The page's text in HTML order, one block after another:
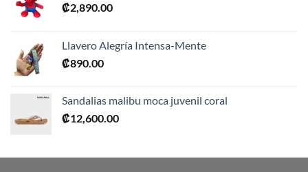
₡2,890.00
Llavero Alegría Intensa-Mente
₡890.00
Sandalias malibu moca juvenil coral
₡12,600.00